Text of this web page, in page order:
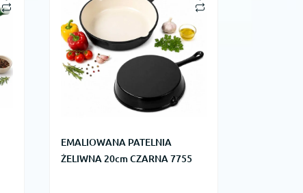
EMALIOWANA PATELNIA
ŻELIWNA 20cm CZARNA 7755